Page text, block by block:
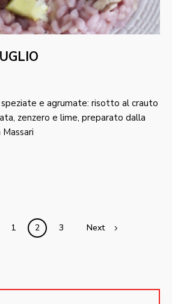
e agrumate: risotto al crauto
zenzero e lime, preparato dalla
1 2 3 Next